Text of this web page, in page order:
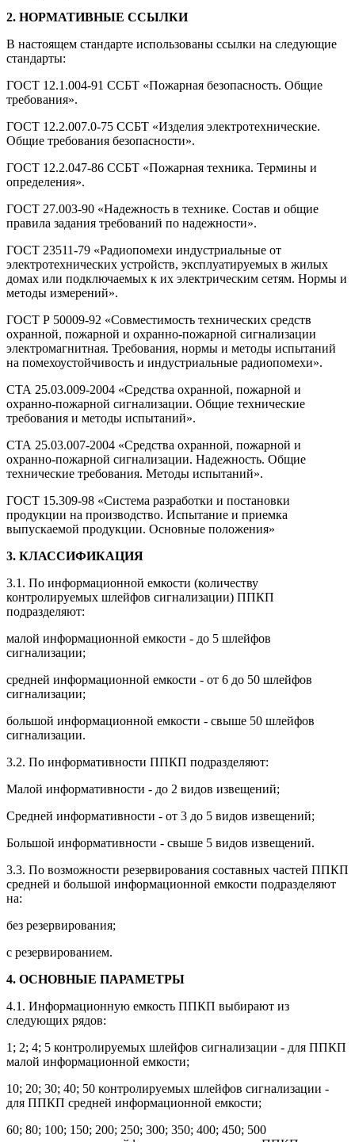
2. НОРМАТИВНЫЕ ССЫЛКИ
В настоящем стандарте использованы ссылки на следующие
стандарты:
ГОСТ 12.1.004-91 ССБТ «Пожарная безопасность. Общие
требования».
ГОСТ 12.2.007.0-75 ССБТ «Изделия электротехнические.
Общие требования безопасности».
ГОСТ 12.2.047-86 ССБТ «Пожарная техника. Термины и
определения».
ГОСТ 27.003-90 «Надежность в технике. Состав и общие
правила задания требований по надежности».
ГОСТ 23511-79 «Радиопомехи индустриальные от
электротехнических устройств, эксплуатируемых в жилых
домах или подключаемых к их электрическим сетям. Нормы и
методы измерений».
ГОСТ Р 50009-92 «Совместимость технических средств
охранной, пожарной и охранно-пожарной сигнализации
электромагнитная. Требования, нормы и методы испытаний
на помехоустойчивость и индустриальные радиопомехи».
СТА 25.03.009-2004 «Средства охранной, пожарной и
охранно-пожарной сигнализации. Общие технические
требования и методы испытаний».
СТА 25.03.007-2004 «Средства охранной, пожарной и
охранно-пожарной сигнализации. Надежность. Общие
технические требования. Методы испытаний».
ГОСТ 15.309-98 «Система разработки и постановки
продукции на производство. Испытание и приемка
выпускаемой продукции. Основные положения»
3. КЛАССИФИКАЦИЯ
3.1. По информационной емкости (количеству
контролируемых шлейфов сигнализации) ППКП
подразделяют:
малой информационной емкости - до 5 шлейфов
сигнализации;
средней информационной емкости - от 6 до 50 шлейфов
сигнализации;
большой информационной емкости - свыше 50 шлейфов
сигнализации.
3.2. По информативности ППКП подразделяют:
Малой информативности - до 2 видов извещений;
Средней информативности - от 3 до 5 видов извещений;
Большой информативности - свыше 5 видов извещений.
3.3. По возможности резервирования составных частей ППКП
средней и большой информационной емкости подразделяют
на:
без резервирования;
с резервированием.
4. ОСНОВНЫЕ ПАРАМЕТРЫ
4.1. Информационную емкость ППКП выбирают из
следующих рядов:
1; 2; 4; 5 контролируемых шлейфов сигнализации - для ППКП
малой информационной емкости;
10; 20; 30; 40; 50 контролируемых шлейфов сигнализации -
для ППКП средней информационной емкости;
60; 80; 100; 150; 200; 250; 300; 350; 400; 450; 500